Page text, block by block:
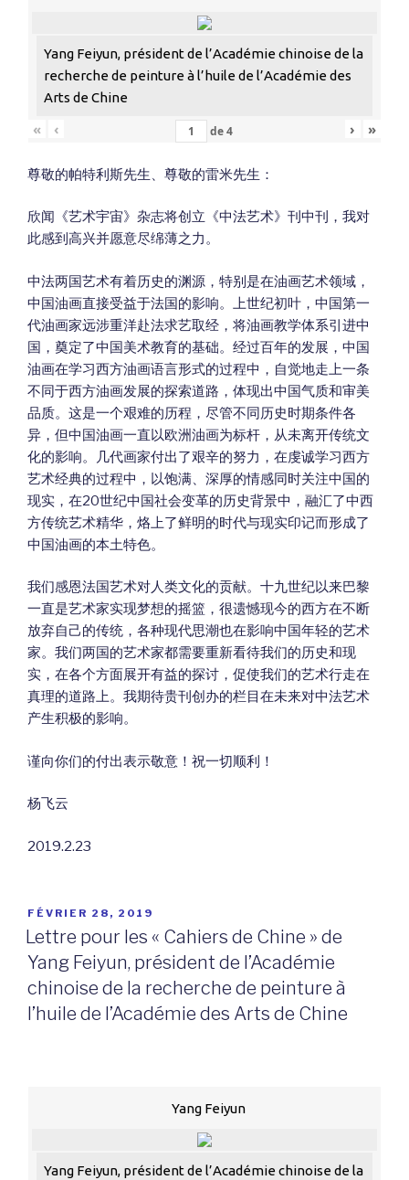
Yang Feiyun, président de l’Académie chinoise de la
recherche de peinture à l’huile de l’Académie des
Arts de Chine
« ‹ de4 › »
尊敬的帕特利斯先生、尊敬的雷米先生：
欣闻《艺术宇宙》杂志将创立《中法艺术》刊中刊，我对
此感到高兴并愿意尽绵薄之力。
中法两国艺术有着历史的渊源，特别是在油画艺术领域，
中国油画直接受益于法国的影响。上世纪初叶，中国第一
代油画家远涉重洋赴法求艺取经，将油画教学体系引进中
国，奠定了中国美术教育的基础。经过百年的发展，中国
油画在学习西方油画语言形式的过程中，自觉地走上一条
不同于西方油画发展的探索道路，体现出中国气质和审美
品质。这是一个艰难的历程，尽管不同历史时期条件各
异，但中国油画一直以欧洲油画为标杆，从未离开传统文
化的影响。几代画家付出了艰辛的努力，在虔诚学习西方
艺术经典的过程中，以饱满、深厚的情感同时关注中国的
现实，在20世纪中国社会变革的历史背景中，融汇了中西
方传统艺术精华，烙上了鲜明的时代与现实印记而形成了
中国油画的本土特色。
我们感恩法国艺术对人类文化的贡献。十九世纪以来巴黎
一直是艺术家实现梦想的摇篮，很遗憾现今的西方在不断
放弃自己的传统，各种现代思潮也在影响中国年轻的艺术
家。我们两国的艺术家都需要重新看待我们的历史和现
实，在各个方面展开有益的探讨，促使我们的艺术行走在
真理的道路上。我期待贵刊创办的栏目在未来对中法艺术
产生积极的影响。
谨向你们的付出表示敬意！祝一切顺利！
杨飞云
2019.2.23
PUBLIÉ
LE
FÉVRIER 28, 2019
Lettre pour les « Cahiers de Chine » de
Yang Feiyun, président de l’Académie
chinoise de la recherche de peinture à
l’huile de l’Académie des Arts de Chine
Yang Feiyun
Yang Feiyun, président de l’Académie chinoise de la